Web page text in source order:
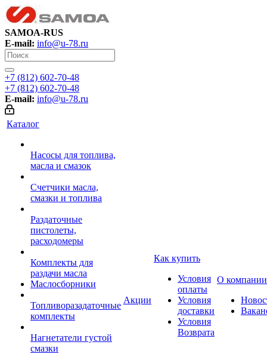
SAMOA-RUS
E-mail: info@u-78.ru
+7 (812) 602-70-48
+7 (812) 602-70-48
E-mail: info@u-78.ru
Каталог
Насосы для топлива,
масла и смазок
Счетчики масла,
смазки и топлива
Раздаточные
пистолеты,
расходомеры
Комплекты для
раздачи масла
Маслосборники
Топливоразадаточные
комплекты
Нагнетатели густой
смазки
Акции
Как купить
Условия
оплаты
Условия
доставки
Условия
Возврата
О компании